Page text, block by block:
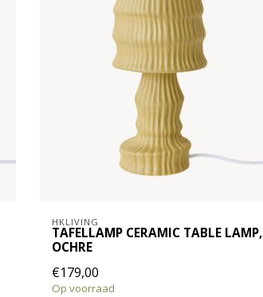
HKLIVING
TAFELLAMP CERAMIC TABLE LAMP,
OCHRE
€179,00
Op voorraad